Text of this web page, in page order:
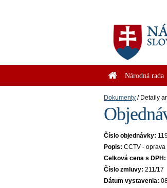
Národná rada
Dokumenty Detaily
Číslo objednávky:
Popis: CCTV -
Celková cena s DPH:
Číslo zmluvy: 211/17
Dátum vystavenia: